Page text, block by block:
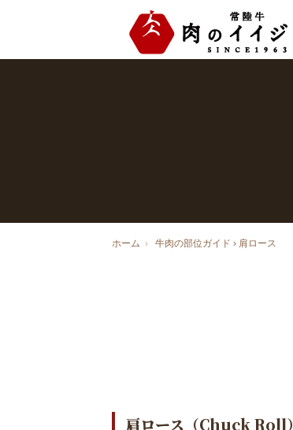
ホーム › 牛肉の部位ガイド › 肩ロース
肩ロース（Chuck Roll）